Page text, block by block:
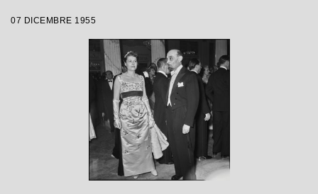
07 DICEMBRE 1955